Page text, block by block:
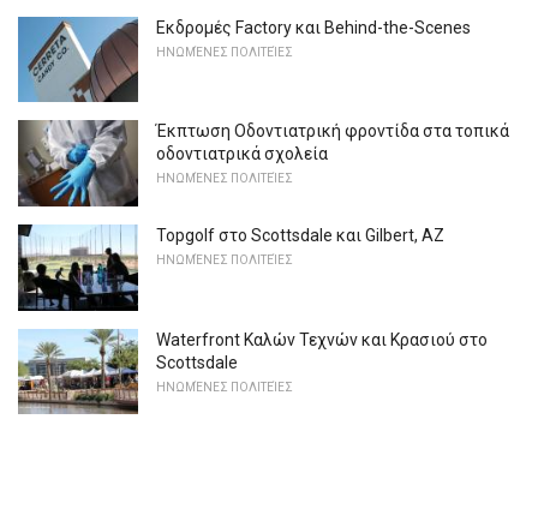
Εκδρομές Factory και Behind-the-Scenes
ΗΝΩΜΈΝΕΣ ΠΟΛΙΤΕΊΕΣ
Έκπτωση Οδοντιατρική φροντίδα στα τοπικά
οδοντιατρικά σχολεία
ΗΝΩΜΈΝΕΣ ΠΟΛΙΤΕΊΕΣ
Topgolf στο Scottsdale και Gilbert, AZ
ΗΝΩΜΈΝΕΣ ΠΟΛΙΤΕΊΕΣ
Waterfront Καλών Τεχνών και Κρασιού στο
Scottsdale
ΗΝΩΜΈΝΕΣ ΠΟΛΙΤΕΊΕΣ